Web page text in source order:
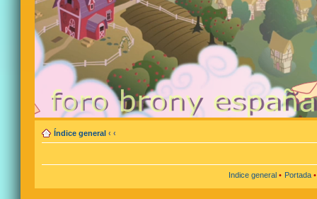
Índice general ‹ ‹
Indice general • Portada